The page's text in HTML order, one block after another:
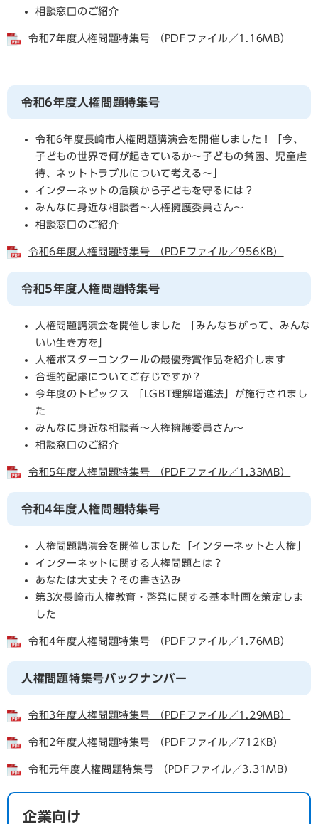
相談窓口のご紹介
令和7年度人権問題特集号 （PDFファイル／1.16MB）
令和6年度人権問題特集号
令和6年度長崎市人権問題講演会を開催しました！「今、
子どもの世界で何が起きているか～子どもの貧困、児童虐
待、ネットトラブルについて考える～」
インターネットの危険から子どもを守るには？
みんなに身近な相談者～人権擁護委員さん～
相談窓口のご紹介
令和6年度人権問題特集号 （PDFファイル／956KB）
令和5年度人権問題特集号
人権問題講演会を開催しました 「みんなちがって、みんな
いい生き方を」
人権ポスターコンクールの最優秀賞作品を紹介します
合理的配慮についてご存じですか？
今年度のトピックス 「LGBT理解増進法」が施行されまし
た
みんなに身近な相談者～人権擁護委員さん～
相談窓口のご紹介
令和5年度人権問題特集号 （PDFファイル／1.33MB）
令和4年度人権問題特集号
人権問題講演会を開催しました「インターネットと人権」
インターネットに関する人権問題とは？
あなたは大丈夫？その書き込み
第3次長崎市人権教育・啓発に関する基本計画を策定しま
した
令和4年度人権問題特集号 （PDFファイル／1.76MB）
人権問題特集号バックナンバー
令和3年度人権問題特集号 （PDFファイル／1.29MB）
令和2年度人権問題特集号 （PDFファイル／712KB）
令和元年度人権問題特集号 （PDFファイル／3.31MB）
企業向け